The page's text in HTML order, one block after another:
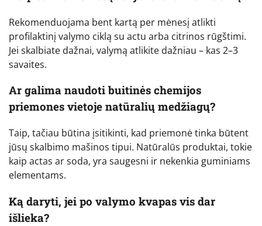
Rekomenduojama bent kartą per mėnesį atlikti
profilaktinį valymo ciklą su actu arba citrinos rūgštimi.
Jei skalbiate dažnai, valymą atlikite dažniau – kas 2–3
savaites.
Ar galima naudoti buitinės chemijos
priemones vietoje natūralių medžiagų?
Taip, tačiau būtina įsitikinti, kad priemonė tinka būtent
jūsų skalbimo mašinos tipui. Natūralūs produktai, tokie
kaip actas ar soda, yra saugesni ir nekenkia guminiams
elementams.
Ką daryti, jei po valymo kvapas vis dar
išlieka?